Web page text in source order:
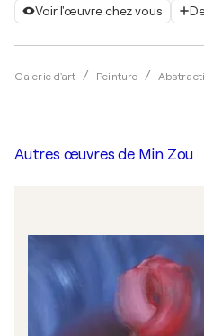
Voir l'œuvre chez vous
Galerie d'art Peinture
Autres œuvres de Min Zou